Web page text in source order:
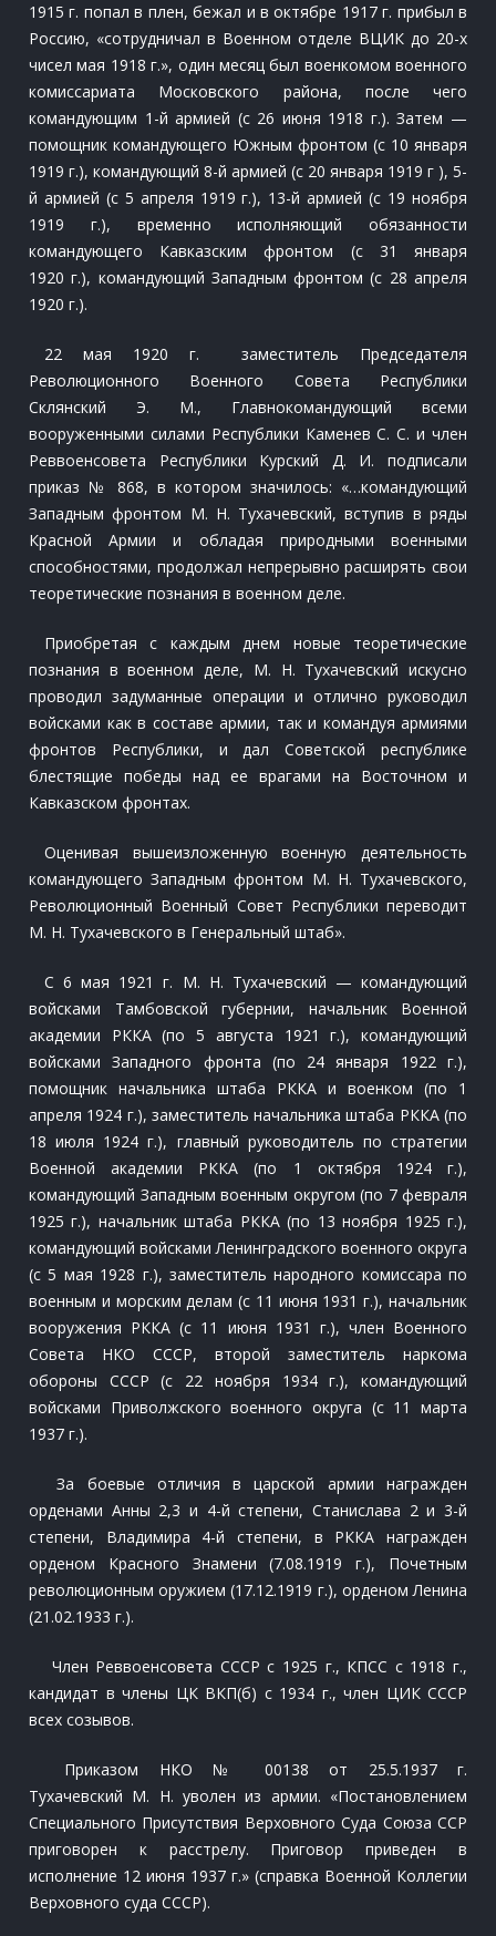
1915 г. попал в плен, бежал и в октябре 1917 г. прибыл в
Россию, «сотрудничал в Военном отделе ВЦИК до 20-х
чисел мая 1918 г.», один месяц был военкомом военного
комиссариата Московского района, после чего
командующим 1-й армией (с 26 июня 1918 г.). Затем —
помощник командующего Южным фронтом (с 10 января
1919 г.), командующий 8-й армией (с 20 января 1919 г ), 5-
й армией (с 5 апреля 1919 г.), 13-й армией (с 19 ноября
1919 г.), временно исполняющий обязанности
командующего Кавказским фронтом (с 31 января
1920 г.), командующий Западным фронтом (с 28 апреля
1920 г.).
22 мая 1920 г. заместитель Председателя
Революционного Военного Совета Республики
Склянский Э. М., Главнокомандующий всеми
вооруженными силами Республики Каменев С. С. и член
Реввоенсовета Республики Курский Д. И. подписали
приказ № 868, в котором значилось: «…командующий
Западным фронтом М. Н. Тухачевский, вступив в ряды
Красной Армии и обладая природными военными
способностями, продолжал непрерывно расширять свои
теоретические познания в военном деле.
Приобретая с каждым днем новые теоретические
познания в военном деле, М. Н. Тухачевский искусно
проводил задуманные операции и отлично руководил
войсками как в составе армии, так и командуя армиями
фронтов Республики, и дал Советской республике
блестящие победы над ее врагами на Восточном и
Кавказском фронтах.
Оценивая вышеизложенную военную деятельность
командующего Западным фронтом М. Н. Тухачевского,
Революционный Военный Совет Республики переводит
М. Н. Тухачевского в Генеральный штаб».
С 6 мая 1921 г. М. Н. Тухачевский — командующий
войсками Тамбовской губернии, начальник Военной
академии РККА (по 5 августа 1921 г.), командующий
войсками Западного фронта (по 24 января 1922 г.),
помощник начальника штаба РККА и военком (по 1
апреля 1924 г.), заместитель начальника штаба РККА (по
18 июля 1924 г.), главный руководитель по стратегии
Военной академии РККА (по 1 октября 1924 г.),
командующий Западным военным округом (по 7 февраля
1925 г.), начальник штаба РККА (по 13 ноября 1925 г.),
командующий войсками Ленинградского военного округа
(с 5 мая 1928 г.), заместитель народного комиссара по
военным и морским делам (с 11 июня 1931 г.), начальник
вооружения РККА (с 11 июня 1931 г.), член Военного
Совета НКО СССР, второй заместитель наркома
обороны СССР (с 22 ноября 1934 г.), командующий
войсками Приволжского военного округа (с 11 марта
1937 г.).
За боевые отличия в царской армии награжден
орденами Анны 2,3 и 4-й степени, Станислава 2 и 3-й
степени, Владимира 4-й степени, в РККА награжден
орденом Красного Знамени (7.08.1919 г.), Почетным
революционным оружием (17.12.1919 г.), орденом Ленина
(21.02.1933 г.).
Член Реввоенсовета СССР с 1925 г., КПСС с 1918 г.,
кандидат в члены ЦК ВКП(б) с 1934 г., член ЦИК СССР
всех созывов.
Приказом НКО № 00138 от 25.5.1937 г.
Тухачевский М. Н. уволен из армии. «Постановлением
Специального Присутствия Верховного Суда Союза ССР
приговорен к расстрелу. Приговор приведен в
исполнение 12 июня 1937 г.» (справка Военной Коллегии
Верховного суда СССР).